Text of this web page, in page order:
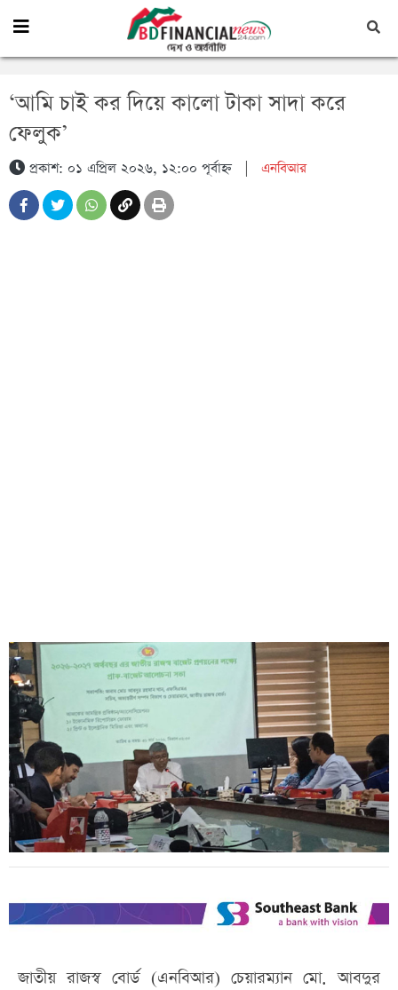
‘আমি চাই কর দিয়ে কালো টাকা সাদা করে
ফেলুক’
প্রকাশ: ০১ এপ্রিল ২০২৬, ১২:০০ পূর্বাহ্ন| এনবিআর
জাতীয় রাজস্ব বোর্ড (এনবিআর) চেয়ারম্যান মো. আবদুর